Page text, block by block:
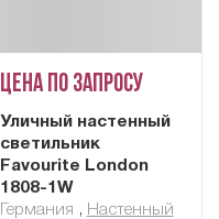
Цена по запросу
Уличный настенный
светильник
Favourite London
1808-1W
Германия , Настенный